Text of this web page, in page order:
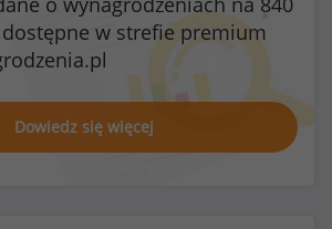
dostępne w strefie premium
Dowiedz się więcej